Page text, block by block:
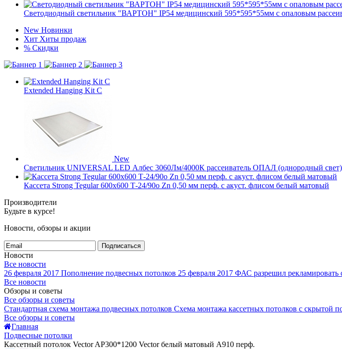
Светодиодный светильник "ВАРТОН" IP54 медицинский 595*595*55мм с опаловым
New Новинки
Хит Хиты продаж
% Скидки
Extended Hanging Kit C
New
Светильник UNIVERSAL LED Албес 3060Лм/4000К рассеиватель ОПАЛ (однородный свет)
Кассета Strong Tegular 600х600 Т-24/90о Zn 0,50 мм перф. с акуст. флисом белый матовый
Производители
Будьте в курсе!
Новости, обзоры и акции
Подписаться
Новости
Все новости
26 февраля 2017 Пополнение подвесных потолков 25 февраля 2017 ФАС разрешил рекламировать
Все новости
Обзоры и советы
Все обзоры и советы
Стандартная схема монтажа подвесных потолков Схема монтажа кассетных потолков с скрытой
Все обзоры и советы
Главная
Подвесные потолки
Кассетный потолок Vector AP300*1200 Vector белый матовый А910 перф.